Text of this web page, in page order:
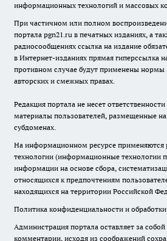
информационных технологий и массовых
При частичном или полном
портала pgn21.ru в печатных изданиях, а
радиосообщениях ссылка на издание
в Интернет-изданиях прямая гиперссылка
противном случае будут применены нормы
авторских и смежных правах.
Редакция портала не несет
материалы пользователей, размещенные на
субдоменах.
На информационном ресурсе применяются
технологии (информационные технологии
информации на основе сбора,
относящихся к предпочтениям
находящихся на территории Российской
Политика конфиденциальности и
Администрация портала оставляет за
комментарии, исходя из соображений